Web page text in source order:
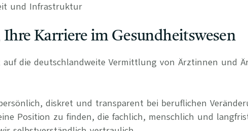
und Infrastruktur
Ihre Karriere im Gesundheitswesen
auf die deutschlandweite Vermittlung von Ärztinnen und
diskret und transparent bei beruflichen
Position zu finden, die fachlich, menschlich und